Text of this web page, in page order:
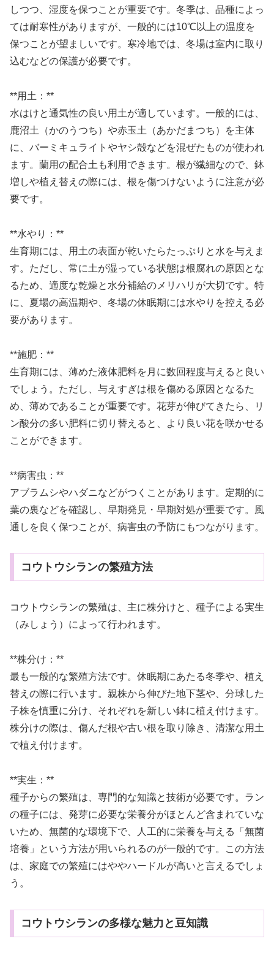
しつつ、湿度を保つことが重要です。冬季は、品種によっ
ては耐寒性がありますが、一般的には10℃以上の温度を
保つことが望ましいです。寒冷地では、冬場は室内に取り
込むなどの保護が必要です。
**用土：**
水はけと通気性の良い用土が適しています。一般的には、
鹿沼土（かのうつち）や赤玉土（あかだまつち）を主体
に、バーミキュライトやヤシ殻などを混ぜたものが使われ
ます。蘭用の配合土も利用できます。根が繊細なので、鉢
増しや植え替えの際には、根を傷つけないように注意が必
要です。
**水やり：**
生育期には、用土の表面が乾いたらたっぷりと水を与えま
す。ただし、常に土が湿っている状態は根腐れの原因とな
るため、適度な乾燥と水分補給のメリハリが大切です。特
に、夏場の高温期や、冬場の休眠期には水やりを控える必
要があります。
**施肥：**
生育期には、薄めた液体肥料を月に数回程度与えると良い
でしょう。ただし、与えすぎは根を傷める原因となるた
め、薄めであることが重要です。花芽が伸びてきたら、リ
ン酸分の多い肥料に切り替えると、より良い花を咲かせる
ことができます。
**病害虫：**
アブラムシやハダニなどがつくことがあります。定期的に
葉の裏などを確認し、早期発見・早期対処が重要です。風
通しを良く保つことが、病害虫の予防にもつながります。
コウトウシランの繁殖方法
コウトウシランの繁殖は、主に株分けと、種子による実生
（みしょう）によって行われます。
**株分け：**
最も一般的な繁殖方法です。休眠期にあたる冬季や、植え
替えの際に行います。親株から伸びた地下茎や、分球した
子株を慎重に分け、それぞれを新しい鉢に植え付けます。
株分けの際は、傷んだ根や古い根を取り除き、清潔な用土
で植え付けます。
**実生：**
種子からの繁殖は、専門的な知識と技術が必要です。ラン
の種子には、発芽に必要な栄養分がほとんど含まれていな
いため、無菌的な環境下で、人工的に栄養を与える「無菌
培養」という方法が用いられるのが一般的です。この方法
は、家庭での繁殖にはややハードルが高いと言えるでしょ
う。
コウトウシランの多様な魅力と豆知識